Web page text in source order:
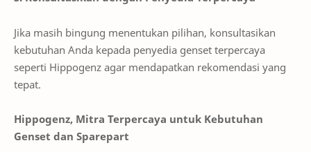
Jika masih bingung menentukan pilihan, konsultasikan
kebutuhan Anda kepada penyedia genset terpercaya
seperti Hippogenz agar mendapatkan rekomendasi yang
tepat.
Hippogenz, Mitra Terpercaya untuk Kebutuhan
Genset dan Sparepart